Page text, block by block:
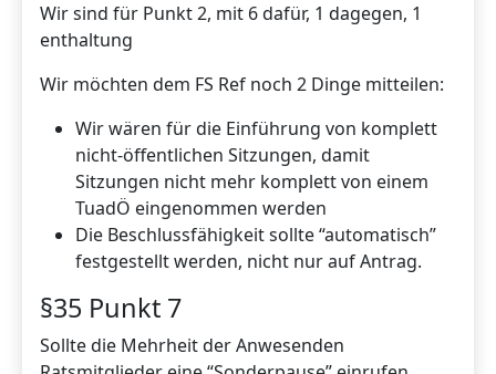
Wir sind für Punkt 2, mit 6 dafür, 1 dagegen, 1
enthaltung
Wir möchten dem FS Ref noch 2 Dinge mitteilen:
Wir wären für die Einführung von komplett
nicht-öffentlichen Sitzungen, damit
Sitzungen nicht mehr komplett von einem
TuadÖ eingenommen werden
Die Beschlussfähigkeit sollte “automatisch”
festgestellt werden, nicht nur auf Antrag.
§35 Punkt 7
Sollte die Mehrheit der Anwesenden